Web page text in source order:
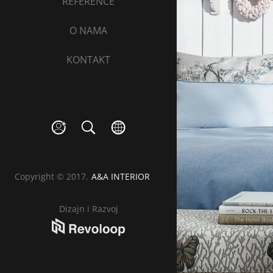
O NAMA
KONTAKT
social search language
Copyright © 2017. A&A INTERIOR
Dizajn i Razvoj